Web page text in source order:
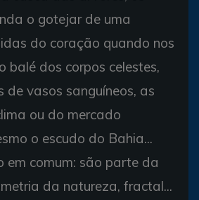
o gotejar de uma
do coração quando nos
balé dos corpos celestes,
de vasos sanguíneos, as
ou do mercado
o escudo do Bahia...
em comum: são parte da
da natureza, fractal...